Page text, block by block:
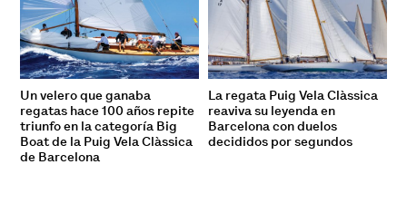
Un velero que ganaba
regatas hace 100 años repite
triunfo en la categoría Big
Boat de la Puig Vela Clàssica
de Barcelona
La regata Puig Vela Clàssica
reaviva su leyenda en
Barcelona con duelos
decididos por segundos